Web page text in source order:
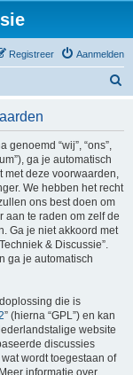
Aanmelden
Registreer
genoemd “wij”, “ons”,
ga je automatisch
met deze voorwaarden,
We hebben het recht
ons best doen om
aan te raden om zelf de
Ga je niet akkoord met
& Discussie”.
ga je automatisch
die is
” (hierna “GPL”) en kan
website
discussies
wordt toegestaan of
informatie over